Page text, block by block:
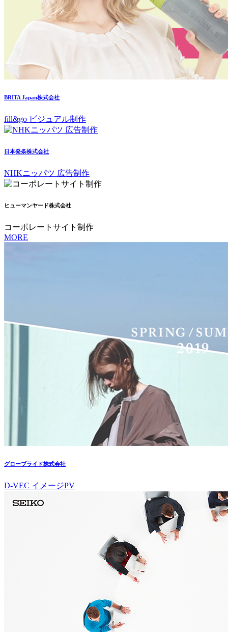
BRITA Japan株式会社
fill&go ビジュアル制作
日本発条株式会社
NHKニッパツ 広告制作
ヒューマンヤード株式会社
コーポレートサイト制作
MORE
グローブライド株式会社
D-VEC イメージPV